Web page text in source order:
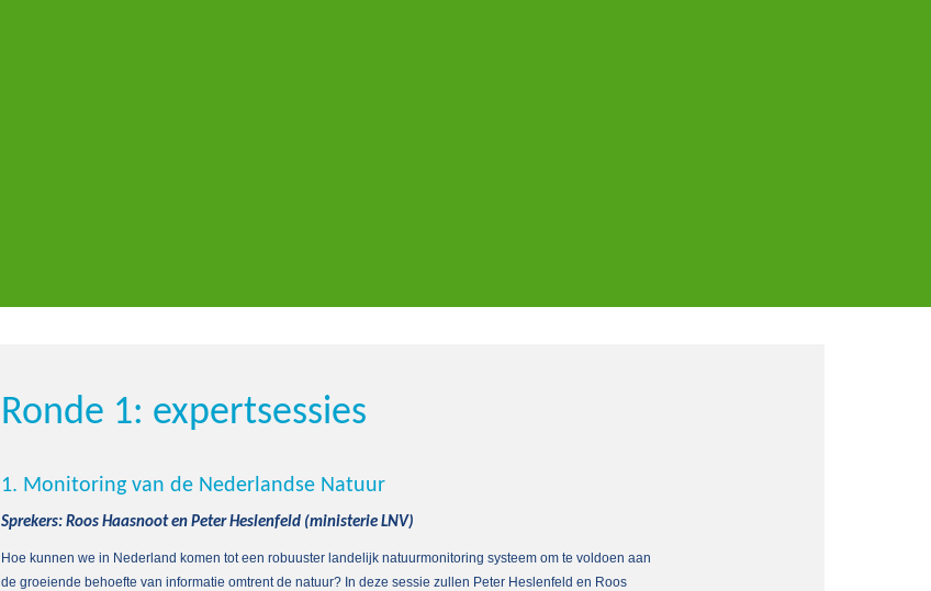
Ronde 1: expertsessies
1. Monitoring van de Nederlandse Natuur
Sprekers: Roos Haasnoot en Peter Heslenfeld (ministerie LNV)
Hoe kunnen we in Nederland komen tot een robuuster landelijk natuurmonitoring systeem om te voldoen aan
de groeiende behoefte van informatie omtrent de natuur? In deze sessie zullen Peter Heslenfeld en Roos